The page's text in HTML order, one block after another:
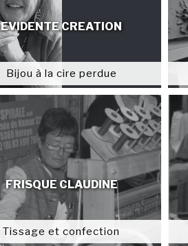
EVIDENTE CREATION
Bijou à la cire perdue
FRISQUE CLAUDINE
Tissage et confection